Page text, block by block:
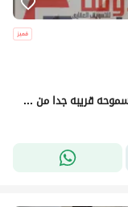
للايجار شقه 165 م المربع الذهبي خلف خير زمان سموحه قريبه جدا من الشرطه العسكريه ونادي مبارك